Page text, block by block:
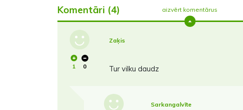
Komentāri (4) aizvērt komentārus
1 0
Zaķis
Tur vilku daudz
Sarkangalvīte